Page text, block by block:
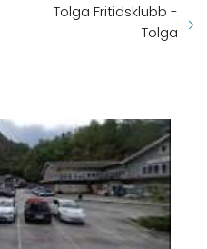
Tolga Fritidsklubb -
Tolga